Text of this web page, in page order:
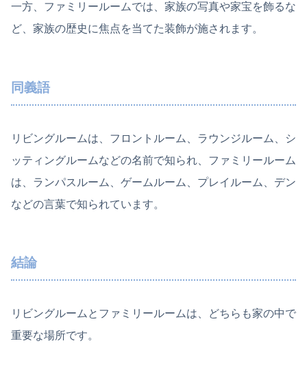
一方、ファミリールームでは、家族の写真や家宝を飾るな
ど、家族の歴史に焦点を当てた装飾が施されます。
同義語
リビングルームは、フロントルーム、ラウンジルーム、シ
ッティングルームなどの名前で知られ、ファミリールーム
は、ランパスルーム、ゲームルーム、プレイルーム、デン
などの言葉で知られています。
結論
リビングルームとファミリールームは、どちらも家の中で
重要な場所です。